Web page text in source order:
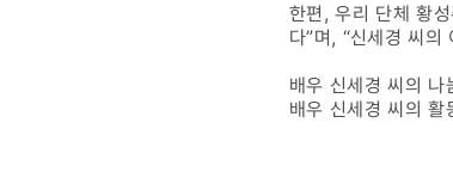
한편, 우리 단체 황
다”며, “신세경 씨
배우 신세경 씨의 나
배우 신세경 씨의 활